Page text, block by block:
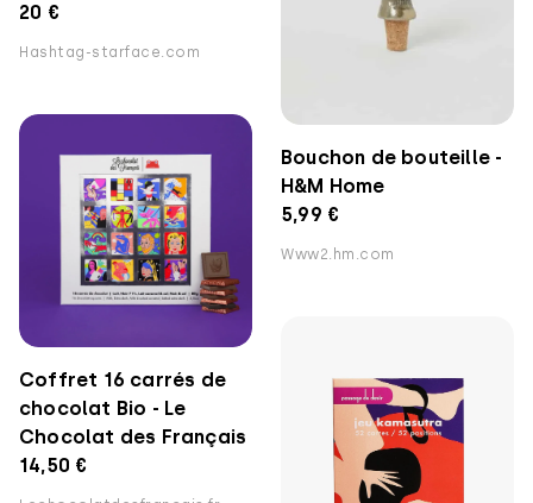
20 €
Hashtag-starface.com
Bouchon de bouteille -
H&M Home
5,99 €
Www2.hm.com
Coffret 16 carrés de
chocolat Bio - Le
Chocolat des Français
14,50 €